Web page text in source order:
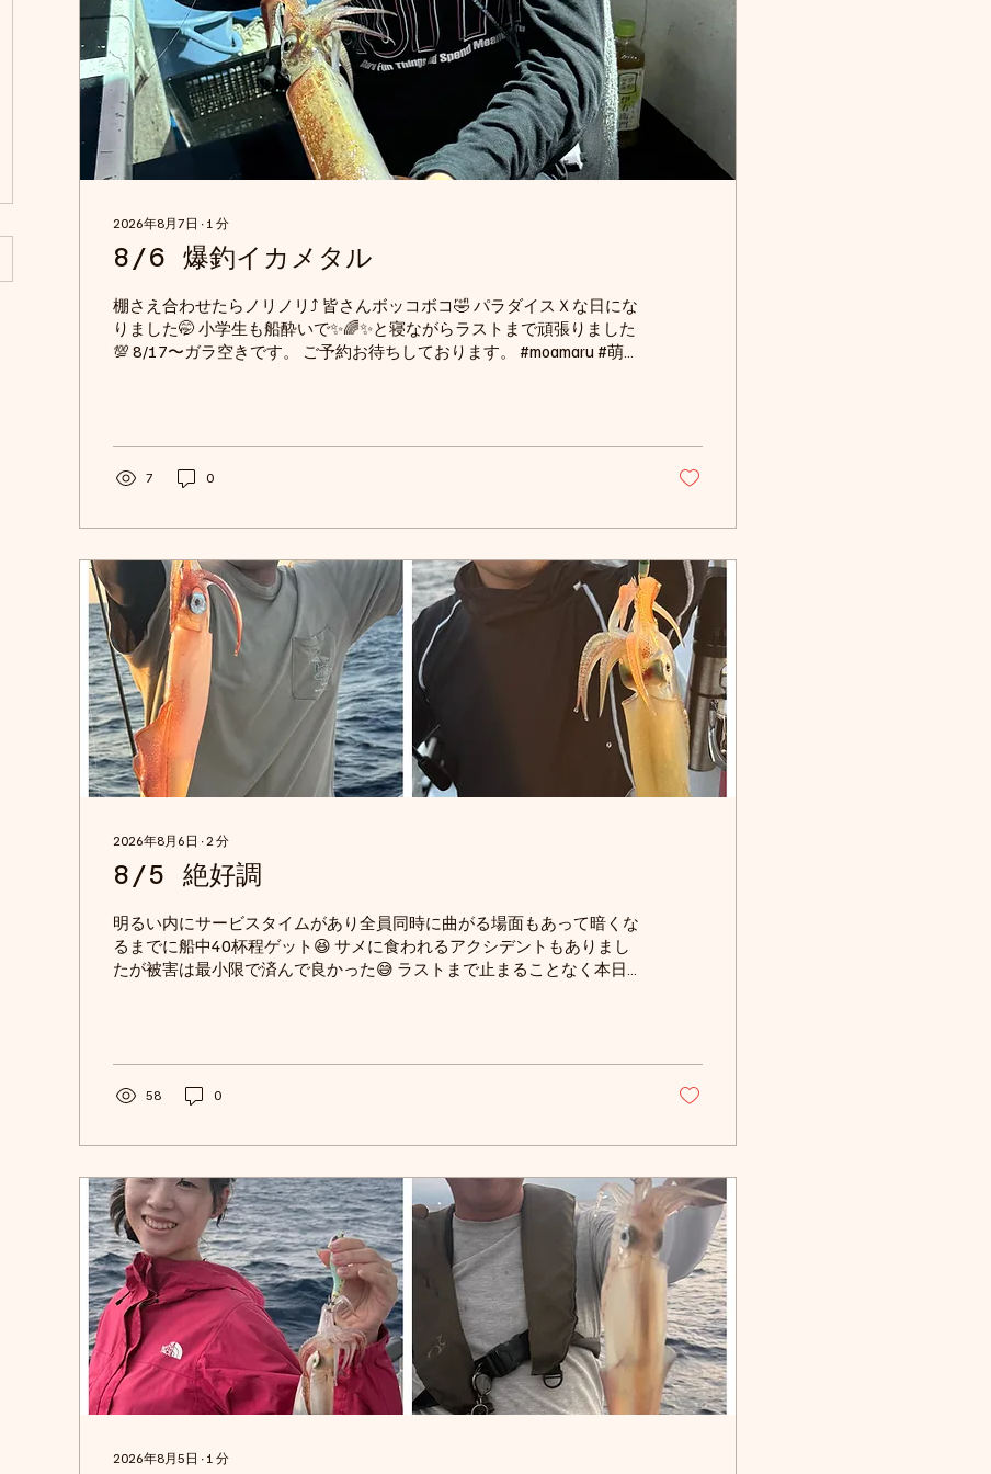
2026年8月7日 ∙ 1 分
8/6 爆釣イカメタル
棚さえ合わせたらノリノリ⤴️ 皆さんボッコボコ🤣 パラダイスＸな日にな
りました🤭 小学生も船酔いで✨🌈✨と寝ながらラストまで頑張りました
💯 8/17〜ガラ空きです。 ご予約お待ちしております。 #moamaru #萌愛
後イカメタル #シロイカ #マイカ #浅茂川 #網野 #釣りデビュー #SLJ #ジ
ギング #タイラバ #ティップラン #イカメタル #オモリグ #エギング #ロ
ックフィッシュ #寒鰤 #マグロ #釣りガール #釣り女子 #釣り好きな人と
ギング、タイラバ、イカメタル、ティップランと様々な釣りにご案内い
たします。 京丹後釣りにはぜひmoamaruで！
7 0
2026年8月6日 ∙2分
8/5 絶好調
明るい内にサービスタイムがあり全員同時に曲がる場面もあって暗くな
るまでに船中40杯程ゲット😆 サメに食われるアクシデントもありまし
たが被害は最小限で済んで良かった😅 ラストまで止まることなく本日も
ガラガラです。 ご予約お待ちしております。 #moamaru #萌愛丸 #もあ
まる #モアマル #遊漁船 #京丹後 #丹後 #浅茂川漁港 #浅茂川遊漁船 #丹
後ジギング #鰤ジギング #丹後ジャーク #キャスティング #丹後ジギング
タル #シロイカ #マイカ #浅茂川 #網野 #釣りデビュー #SLJ #ジギング #
タイラバ #ティップラン #イカメタル #オモリグ #エギング #ロックフィ
ッシュ #寒鰤 #マグロ #釣りガール #釣り女子 #釣り好きな人とつながり
たい...
58 0
2026年8月5日 ∙ 1 分